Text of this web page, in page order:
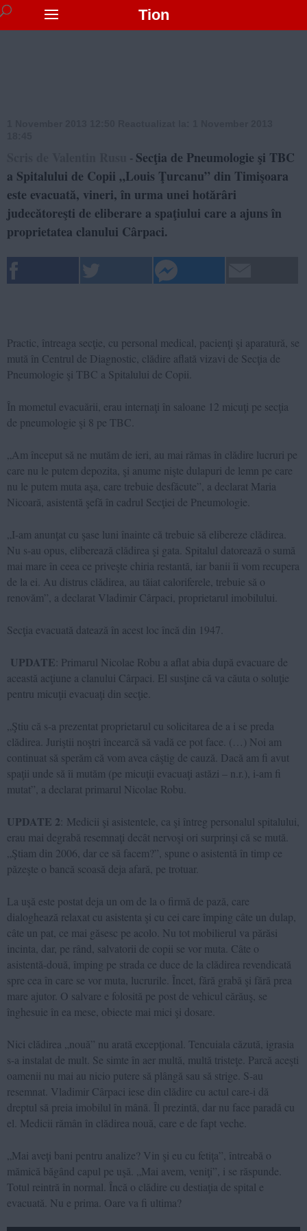
Tion
- Secţia de Pneumologie şi TBC
a Spitalului de Copii „Louis Ţurcanu” din Timişoara
este evacuată, vineri, în urma unei hotărâri
judecătoreşti de eliberare a spaţiului care a ajuns în
proprietatea clanului Cârpaci.
Practic, întreaga secţie, cu personal medical, pacienţi şi aparatură, se
mută în Centrul de Diagnostic, clădire aflată vizavi de Secţia de
Pneumologie şi TBC a Spitalului de Copii.
În mometul evacuării, erau internaţi în saloane 12 micuţi pe secţia
de pneumologie şi 8 pe TBC.
„Am început să ne mutăm de ieri, au mai rămas în clădire lucruri pe
care nu le putem depozita, şi anume nişte dulapuri de lemn pe care
nu le putem muta aşa, care trebuie desfăcute”, a declarat Maria
Nicoară, asistentă şefă în cadrul Secţiei de Pneumologie.
„I-am anunţat cu şase luni înainte că trebuie să elibereze clădirea.
Nu s-au opus, eliberează clădirea şi gata. Spitalul datorează o sumă
mai mare în ceea ce priveşte chiria restantă, iar banii îi vom recupera
de la ei. Au distrus clădirea, au tăiat caloriferele, trebuie să o
renovăm”, a declarat Vladimir Cârpaci, proprietarul imobilului.
Secţia evacuată datează în acest loc încă din 1947.
UPDATE: Primarul Nicolae Robu a aflat abia după evacuare de
această acţiune a clanului Cârpaci. El susţine că va căuta o soluţie
pentru micuţii evacuaţi din secţie.
„Ştiu că s-a prezentat proprietarul cu solicitarea de a i se preda
clădirea. Juriştii noştri încearcă să vadă ce pot face. (…) Noi am
continuat să sperăm că vom avea câştig de cauză. Dacă am fi avut
spaţii unde să îi mutăm (pe micuţii evacuaţi astăzi – n.r.), i-am fi
mutat”, a declarat primarul Nicolae Robu.
UPDATE 2: Medicii şi asistentele, ca şi întreg personalul spitalului,
erau mai degrabă resemnaţi decât nervoşi ori surprinşi că se mută.
„Ştiam din 2006, dar ce să facem?”, spune o asistentă în timp ce
păzeşte o bancă scoasă deja afară, pe trotuar.
La uşă este postat deja un om de la o firmă de pază, care
dialoghează relaxat cu asistenta şi cu cei care împing câte un dulap,
câte un pat, ce mai găsesc pe acolo. Nu tot mobilierul va părăsi
incinta, dar, pe rând, salvatorii de copii se vor muta. Câte o
asistentă-două, împing pe strada ce duce de la clădirea revendicată
spre cea în care se vor muta, lucrurile. Încet, fără grabă şi fără prea
mare ajutor. O salvare e folosită pe post de vehicul cărăuş, se
înghesuie în ea mese, obiecte mai mici şi dosare.
Nici clădirea „nouă” nu arată excepţional. Tencuiala căzută, igrasia
s-a instalat de mult. Se simte în aer multă, multă tristeţe. Parcă aceşti
oamenii nu mai au nicio putere să plângă sau să strige. S-au
resemnat. Vladimir Cârpaci iese din clădire cu actul care-i dă
dreptul să preia imobilul în mână. Îl prezintă, dar nu face paradă cu
el. Medicii rămân în clădirea nouă, care e de fapt veche.
„Mai aveţi bani pentru analize? Vin şi eu cu fetiţa”, întreabă o
mămică băgând capul pe uşă. „Mai avem, veniţi”, i se răspunde.
Totul reintră în normal. Încă o clădire cu destiaţia de spital e
evacuată. Nu e prima. Oare va fi ultima?